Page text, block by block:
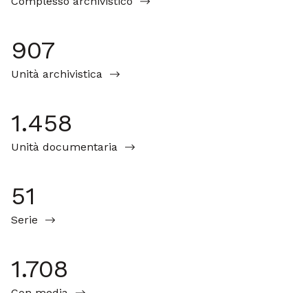
907
Unità archivistica
1.458
Unità documentaria
51
Serie
1.708